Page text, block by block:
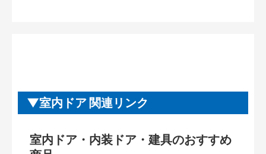
室内ドア 関連リンク
室内ドア・内装ドア・建具のおすすめ